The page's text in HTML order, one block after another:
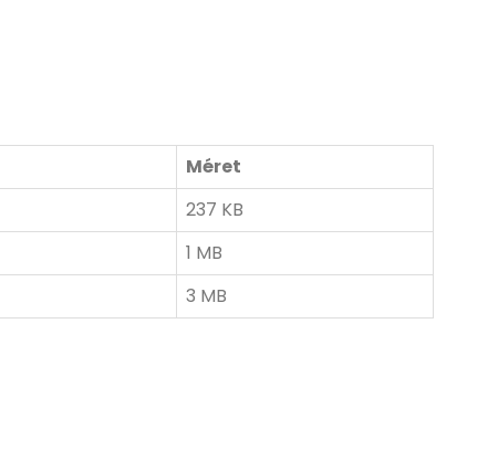
Méret
237 KB
1 MB
3 MB